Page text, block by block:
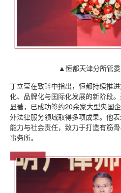
▲恒都天津分所管
丁立莹在致辞中指出，恒都持续推
化、品牌化与国际化发展的新阶段
显著，已成功签约20余家大型央国
外法律服务领域取得多项成果。他
能力与社会责任，致力于打造有筋
事务所。